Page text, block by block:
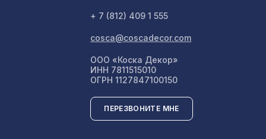
28
+ 7 (812) 409 1 555
cosca@coscadecor.com
ООО «Коска Декор»
ИНН 7811515010
ОГРН 1127847100150
ПЕРЕЗВОНИТЕ МНЕ